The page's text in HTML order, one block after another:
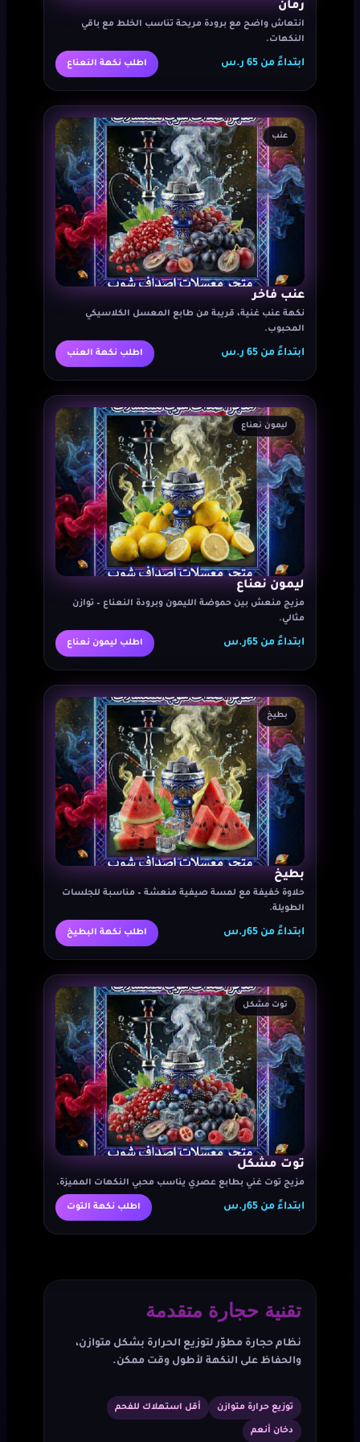
رمان
انتعاش واضح مع برودة مريحة تناسب الخلط مع باقي
النكهات.
ابتداءً من 65 ر.س اطلب نكهة النعناع
عنب
عنب فاخر
نكهة عنب غنية، قريبة من طابع المعسل الكلاسيكي
المحبوب.
ابتداءً من 65 ر.س اطلب نكهة العنب
ليمون نعناع
ليمون نعناع
مزيج منعش بين حموضة الليمون وبرودة النعناع – توازن
مثالي.
ابتداءً من 65ر.س اطلب ليمون نعناع
بطيخ
بطيخ
حلاوة خفيفة مع لمسة صيفية منعشة – مناسبة للجلسات
الطويلة.
ابتداءً من 65ر.س اطلب نكهة البطيخ
توت مشكل
توت مشكل
مزيج توت غني بطابع عصري يناسب محبي النكهات المميزة.
ابتداءً من 65ر.س اطلب نكهة التوت
تقنية حجارة متقدمة
نظام حجارة مطوّر لتوزيع الحرارة بشكل متوازن،
والحفاظ على النكهة لأطول وقت ممكن.
توزيع حرارة متوازن أقل استهلاك للفحم
دخان أنعم